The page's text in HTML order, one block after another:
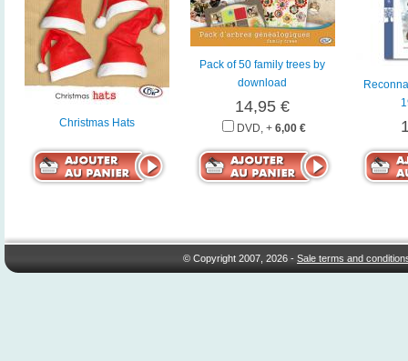
Christmas Hats
Pack of 50 family trees by
download
14,95 €
DVD, + 6,00 €
© Copyright 2007, 2026 -Sale terms and